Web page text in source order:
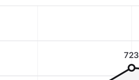
723